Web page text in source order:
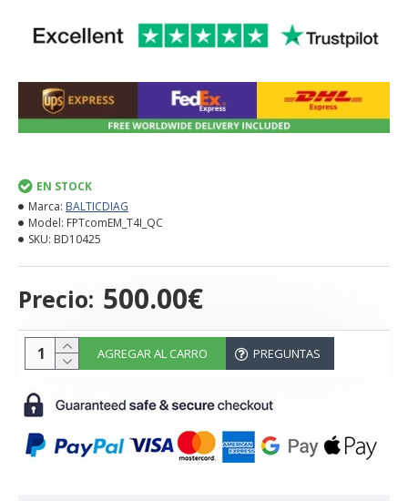
Precio: 500.00€
EN STOCK
Marca: BALTICDIAG
Model: FPTcomEM_T4I_QC
SKU: BD10425
AGREGAR AL CARRO PREGUNTAS